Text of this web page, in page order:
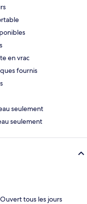
en vrac
fournis
seulement
seulement
tous les jours